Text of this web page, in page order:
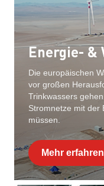
Energie-
Die europäischen
vor großen
Trinkwassers
Stromnetze mit der
müssen.
Mehr erfahren